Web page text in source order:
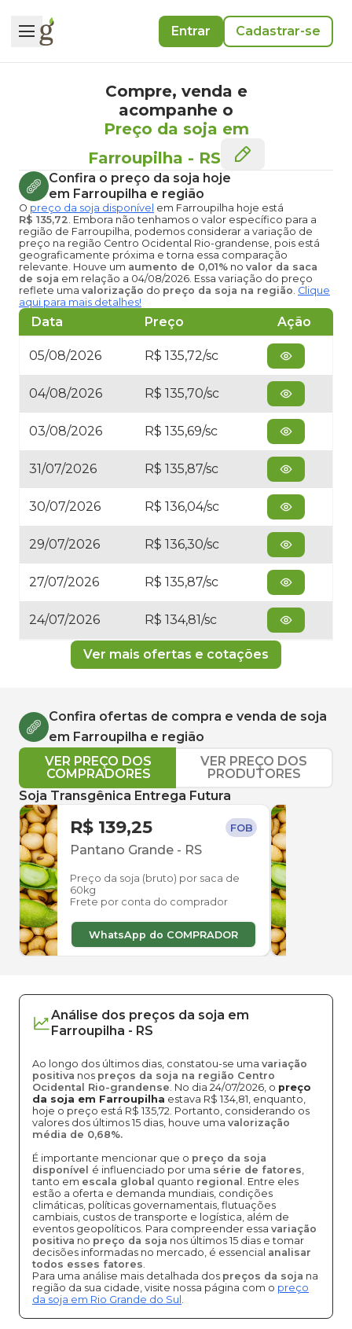
Entrar Cadastrar-se
Compre, venda e
acompanhe o
Preço da soja em
Farroupilha - RS
Confira o preço da soja hoje
em Farroupilha e região
O preço da soja disponível em Farroupilha hoje está
R$ 135,72. Embora não tenhamos o valor específico para a
região de Farroupilha, podemos considerar a variação de
preço na região Centro Ocidental Rio-grandense, pois está
geograficamente próxima e torna essa comparação
relevante. Houve um aumento de 0,01% no valor da saca
de soja em relação a 04/08/2026. Essa variação do preço
reflete uma valorização do preço da soja na região. Clique
aqui para mais detalhes!
Data Preço Ação
05/08/2026 R$ 135,72/sc
04/08/2026 R$ 135,70/sc
03/08/2026 R$ 135,69/sc
31/07/2026 R$ 135,87/sc
30/07/2026 R$ 136,04/sc
29/07/2026 R$ 136,30/sc
27/07/2026 R$ 135,87/sc
24/07/2026 R$ 134,81/sc
Ver mais ofertas e cotações
Confira ofertas de compra e venda de soja
em Farroupilha e região
VER PREÇO DOS
COMPRADORES
VER PREÇO DOS
PRODUTORES
Soja Transgênica Entrega Futura
R$ 139,25 FOB
Pantano Grande - RS
Preço da soja (bruto) por saca de
60kg
Frete por conta do comprador
WhatsApp do COMPRADOR
Análise dos preços da soja em
Farroupilha - RS
Ao longo dos últimos dias, constatou-se uma variação
positiva nos preços da soja na região Centro
Ocidental Rio-grandense. No dia 24/07/2026, o preço
da soja em Farroupilha estava R$ 134,81, enquanto,
hoje o preço está R$ 135,72. Portanto, considerando os
valores dos últimos 15 dias, houve uma valorização
média de 0,68%.
É importante mencionar que o preço da soja
disponível é influenciado por uma série de fatores,
tanto em escala global quanto regional . Entre eles
estão a oferta e demanda mundiais, condições
climáticas, políticas governamentais, flutuações
cambiais, custos de transporte e logística, além de
eventos geopolíticos. Para compreender essa variação
positiva no preço da soja nos últimos 15 dias e tomar
decisões informadas no mercado, é essencial analisar
todos esses fatores.
Para uma análise mais detalhada dos preços da soja na
região da sua cidade, visite nossa página com o preço
da soja em Rio Grande do Sul .